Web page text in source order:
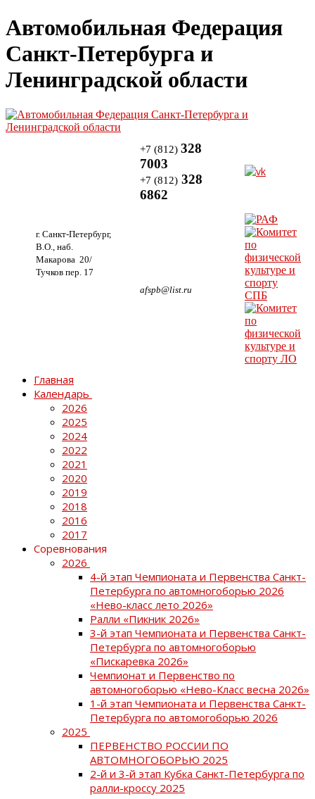
Автомобильная Федерация
Санкт-Петербурга и
Ленинградской области
г. Санкт-Петербург,
В.О., наб.
Макарова 20/
Тучков пер. 17
+7 (812) 328
7003
+7 (812) 328
6862
afspb@list.ru
Главная
Календарь
2026
2025
2024
2022
2021
2020
2019
2018
2016
2017
Соревнования
2026
4-й этап Чемпионата и Первенства Санкт-
Петербурга по автомногоборью 2026
«Нево-класс лето 2026»
Ралли «Пикник 2026»
3-й этап Чемпионата и Первенства Санкт-
Петербурга по автомногоборью
«Пискаревка 2026»
Чемпионат и Первенство по
автомногоборью «Нево-Класс весна 2026»
1-й этап Чемпионата и Первенства Санкт-
Петербурга по автомогоборью 2026
2025
ПЕРВЕНСТВО РОССИИ ПО
АВТОМНОГОБОРЬЮ 2025
2-й и 3-й этап Кубка Санкт-Петербурга по
ралли-кроссу 2025